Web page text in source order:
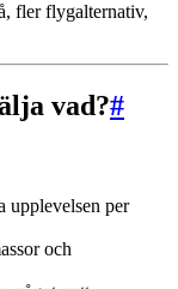
fler flygalternativ,
vad?#
upplevelsen per
och